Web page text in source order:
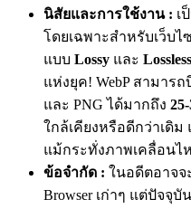
นิสัยและการใช้งาน : เ
โดยเฉพาะสำหรับเว็บไ
แบบ Lossy และ Lossless
แห่งยุค! WebP สามาร
และ PNG ได้มากถึง
ใกล้เคียงหรือดีกว่าเดิ
แม้กระทั่งภาพเคลื่อนไ
ข้อจำกัด : ในอดีตอาจจ
Browser เก่าๆ แต่ปัจจุบั